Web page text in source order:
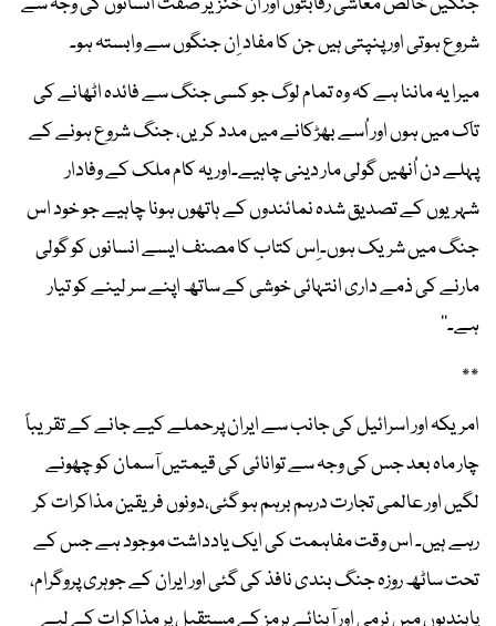
شروع ہوتی اور پنپتی ہیں جن کا مفاد اِن جنگوں سے وابستہ ہو۔
میرا یہ ماننا ہے کہ وہ تمام لوگ جو کسی جنگ سے فائدہ اٹھانے کی
تاک میں ہوں اور اُسے بھڑکانے میں مدد کریں، جنگ شروع ہونے کے
پہلے دن اُنھیں گولی مار دینی چاہیے۔اور یہ کام ملک کے وفادار
شہریوں کے تصدیق شدہ نمائندوں کے ہاتھوں ہونا چاہیے جو خود اس
جنگ میں شریک ہوں۔اِس کتاب کا مصنف ایسے انسانوں کو گولی
مارنے کی ذمے داری انتہائی خوشی کے ساتھ اپنے سر لینے کو تیار
ہے۔‘‘
٭٭
امریکہ اور اسرائیل کی جانب سے ایران پرحملے کیے جانے کے تقریباً
چار ماہ بعد جس کی وجہ سے توانائی کی قیمتیں آسمان کو چھونے
لگیں اور عالمی تجارت درہم برہم ہو گئی،دونوں فریقین مذاکرات کر
رہے ہیں۔ اس وقت مفاہمت کی ایک یادداشت موجود ہے جس کے
تحت ساٹھ روزہ جنگ بندی نافذ کی گئی اور ایران کے جوہری پروگرام،
پابندیوں میں نرمی اور آبنائے ہرمز کے مستقبل پر مذاکرات کے لیے